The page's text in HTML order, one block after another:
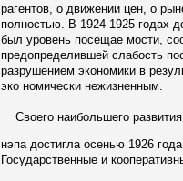
рагентов, о движении цен, о
полностью. В 1924-1925 годах
был уровень посещае мости,
предопределившей слабость
разрушением экономики в
эко номически нежизненным.
Своего наибольшего
нэпа достигла осенью 1926
Государственные и